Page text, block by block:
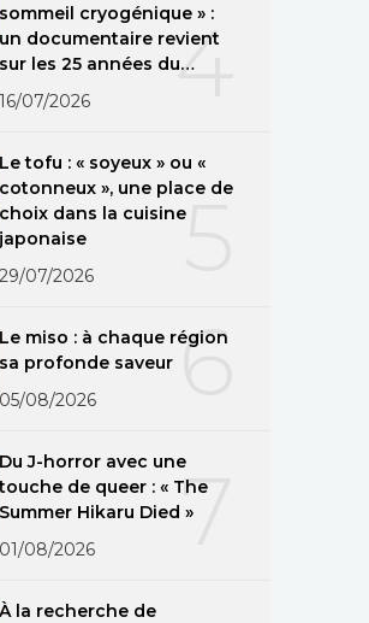
4
sommeil cryogénique » :
un documentaire revient
sur les 25 années du
groupe
16/07/2026
5
Le tofu : « soyeux » ou «
cotonneux », une place de
choix dans la cuisine
japonaise
29/07/2026
6
Le miso : à chaque région
sa profonde saveur
05/08/2026
7
Du J-horror avec une
touche de queer : « The
Summer Hikaru Died »
01/08/2026
À la recherche de